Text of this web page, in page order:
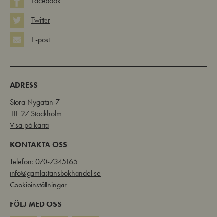
Twitter
E-post
ADRESS
Stora Nygatan 7
111 27 Stockholm
Visa på karta
KONTAKTA OSS
Telefon: 070-7345165
info@gamlastansbokhandel.se
Cookieinställningar
FÖLJ MED OSS